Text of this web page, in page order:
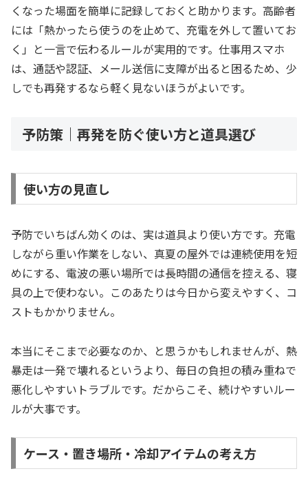
くなった場面を簡単に記録しておくと助かります。高齢者
には「熱かったら使うのを止めて、充電を外して置いてお
く」と一言で伝わるルールが実用的です。仕事用スマホ
は、通話や認証、メール送信に支障が出ると困るため、少
しでも再発するなら軽く見ないほうがよいです。
予防策｜再発を防ぐ使い方と道具選び
使い方の見直し
予防でいちばん効くのは、実は道具より使い方です。充電
しながら重い作業をしない、真夏の屋外では連続使用を短
めにする、電波の悪い場所では長時間の通信を控える、寝
具の上で使わない。このあたりは今日から変えやすく、コ
ストもかかりません。
本当にそこまで必要なのか、と思うかもしれませんが、熱
暴走は一発で壊れるというより、毎日の負担の積み重ねで
悪化しやすいトラブルです。だからこそ、続けやすいルー
ルが大事です。
ケース・置き場所・冷却アイテムの考え方